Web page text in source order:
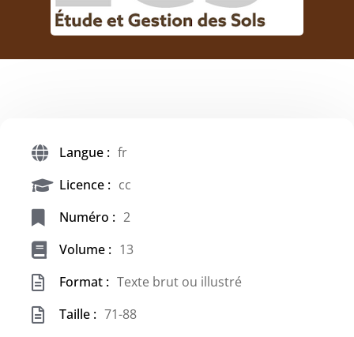
Langue : fr
Licence : cc
Numéro : 2
Volume : 13
Format : Texte brut ou illustré
Taille : 71-88